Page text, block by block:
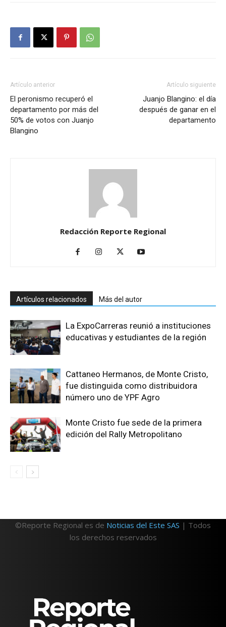
Artículo anterior
El peronismo recuperó el
departamento por más del
50% de votos con Juanjo
Blangino
Artículo siguiente
Juanjo Blangino: el día
después de ganar en el
departamento
Redacción Reporte Regional
Artículos relacionados Más del autor
La ExpoCarreras reunió a instituciones
educativas y estudiantes de la región
Cattaneo Hermanos, de Monte Cristo,
fue distinguida como distribuidora
número uno de YPF Agro
Monte Cristo fue sede de la primera
edición del Rally Metropolitano
©Reporte Regional es de Noticias del Este SAS | Todos
los derechos reservados